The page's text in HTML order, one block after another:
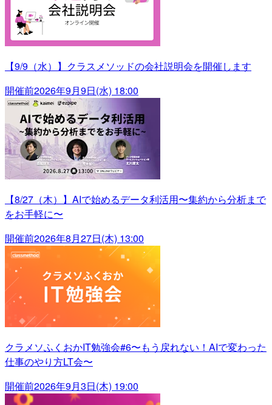
【9/9（水）】クラスメソッドの会社説明会を開催します
開催前2026年9月9日(水) 18:00
【8/27（木）】AIで始めるデータ利活用〜集約から分析まで
をお手軽に〜
開催前2026年8月27日(木) 13:00
クラメソふくおかIT勉強会#6〜もう戻れない！AIで変わった
仕事のやり方LT会〜
開催前2026年9月3日(木) 19:00